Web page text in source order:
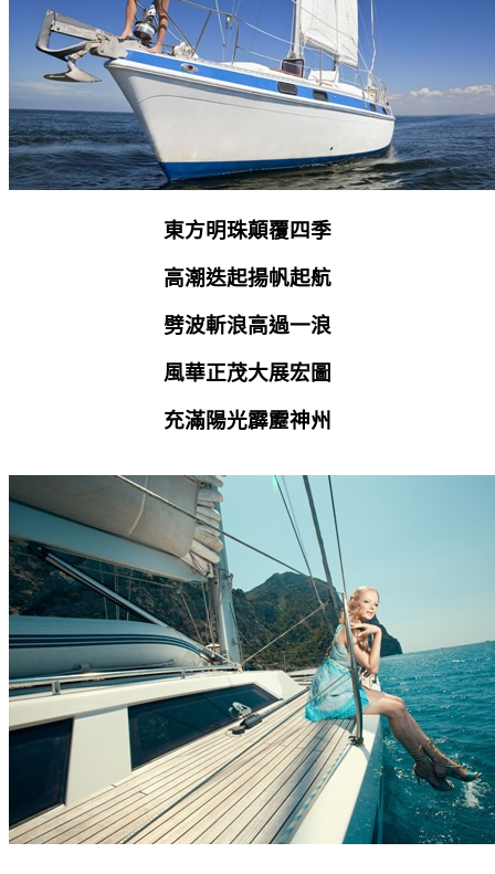
東方明珠顛覆四季
高潮迭起揚帆起航
劈波斬浪高過一浪
風華正茂大展宏圖
充滿陽光霹靂神州